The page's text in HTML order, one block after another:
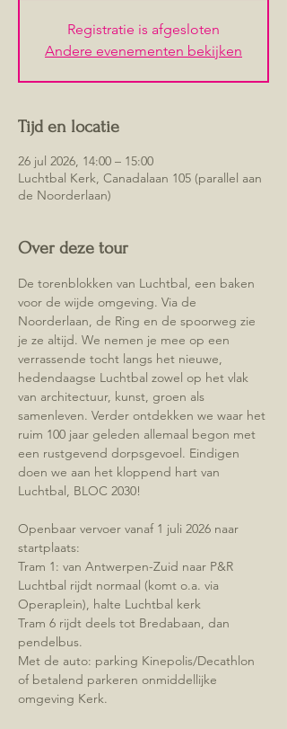
Registratie is afgesloten
Andere evenementen bekijken
Tijd en locatie
26 jul 2026, 14:00 – 15:00
Luchtbal Kerk, Canadalaan 105 (parallel aan
de Noorderlaan)
Over deze tour
De torenblokken van Luchtbal, een baken
voor de wijde omgeving. Via de
Noorderlaan, de Ring en de spoorweg zie
je ze altijd. We nemen je mee op een
verrassende tocht langs het nieuwe,
hedendaagse Luchtbal zowel op het vlak
van architectuur, kunst, groen als
samenleven. Verder ontdekken we waar het
ruim 100 jaar geleden allemaal begon met
een rustgevend dorpsgevoel. Eindigen
doen we aan het kloppend hart van
Luchtbal, BLOC 2030!
Openbaar vervoer vanaf 1 juli 2026 naar
startplaats:
Tram 1: van Antwerpen-Zuid naar P&R
Luchtbal rijdt normaal (komt o.a. via
Operaplein), halte Luchtbal kerk
Tram 6 rijdt deels tot Bredabaan, dan
pendelbus.
Met de auto: parking Kinepolis/Decathlon
of betalend parkeren onmiddellijke
omgeving Kerk.